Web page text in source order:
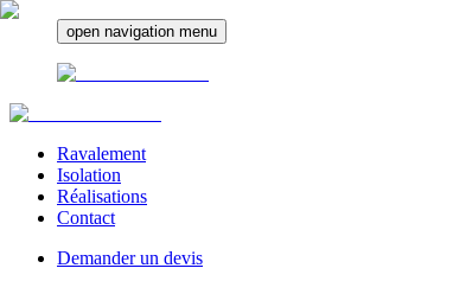
open navigation menu
Ravalement
Isolation
Réalisations
Contact
Demander un devis